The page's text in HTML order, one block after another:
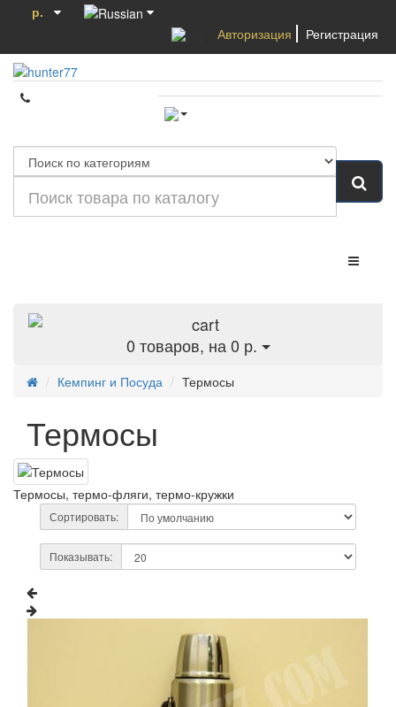
р.
Авторизация
Регистрация
0 товаров, на 0 р.
Кемпинг и Посуда Термосы
Термосы
Термосы, термо-фляги, термо-кружки
Сортировать:
Показывать: